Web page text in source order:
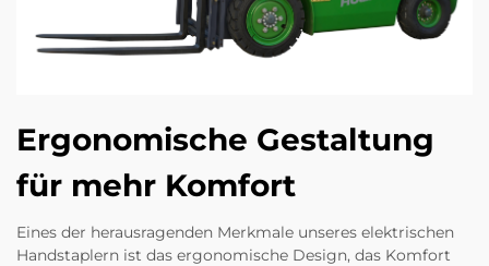
Ergonomische Gestaltung
für mehr Komfort
Eines der herausragenden Merkmale unseres elektrischen
Handstaplern ist das ergonomische Design, das Komfort